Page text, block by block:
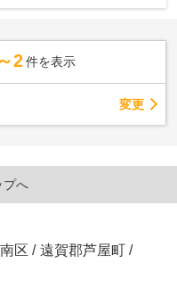
2 件を表示
変更
プへ
区 / 遠賀郡芦屋町 /